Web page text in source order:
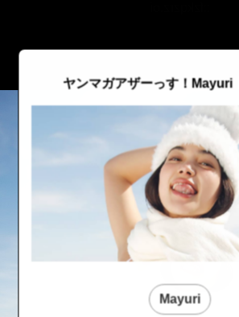
ヤンマガアザーっす！Mayuri
Mayuri